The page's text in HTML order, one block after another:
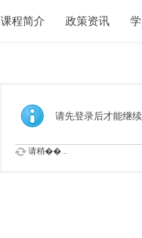
课程简介 政策资讯
请先登录后才能继
请稍��...